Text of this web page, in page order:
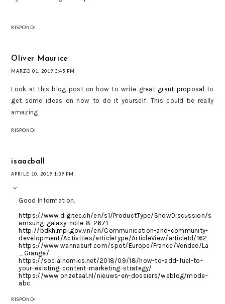
RISPONDI
Oliver Maurice
MARZO 01, 2019 3:45 PM
Look at this blog post on how to write great grant proposal
to
get some ideas on how to do it yourself. This could be really
amazing
RISPONDI
isaacball
APRILE 10, 2019 1:39 PM
Good Information.
https://www.digitec.ch/en/s1/ProductType/ShowDiscussion/s
amsung-galaxy-note-8-2671
http://bdkh.mpi.gov.vn/en/Communication-and-community-
development/Activities/articleType/ArticleView/articleId/162
https://www.wannasurf.com/spot/Europe/France/Vendee/La
_Grange/
https://socialnomics.net/2018/09/18/how-to-add-fuel-to-
your-existing-content-marketing-strategy/
https://www.onzetaal.nl/nieuws-en-dossiers/weblog/mode-
abc
RISPONDI